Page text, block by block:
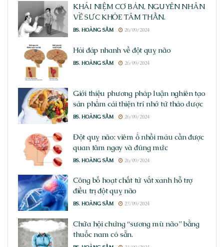
KHÁI NIỆM CƠ BẢN, NGUYÊN NHÂN
VỀ SỨC KHỎE TÂM THẦN.
BS. HOÀNG SẦM 26/09/2024
Hỏi đáp nhanh về đột quỵ não
BS. HOÀNG SẦM 26/09/2024
Giới thiệu phương pháp luận nghiên tạo
sản phẩm cải thiện trí nhớ từ thảo dược
BS. HOÀNG SẦM 26/09/2024
Đột quỵ não: viêm ổ nhồi máu cần được
quan tâm ngay và đúng mức
BS. HOÀNG SẦM 26/09/2024
Công bố hoạt chất từ vắt xanh hỗ trợ
điều trị đột quỵ não
BS. HOÀNG SẦM 23/09/2024
Chữa hội chứng “sương mù não” bằng
thuốc nam có sẵn.